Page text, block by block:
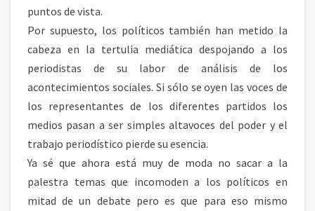
puntos de vista.
Por supuesto, los políticos también han metido la
cabeza en la tertulia mediática despojando a los
periodistas de su labor de análisis de los
acontecimientos sociales. Si sólo se oyen las voces de
los representantes de los diferentes partidos los
medios pasan a ser simples altavoces del poder y el
trabajo periodístico pierde su esencia.
Ya sé que ahora está muy de moda no sacar a la
palestra temas que incomoden a los políticos en
mitad de un debate pero es que para eso mismo